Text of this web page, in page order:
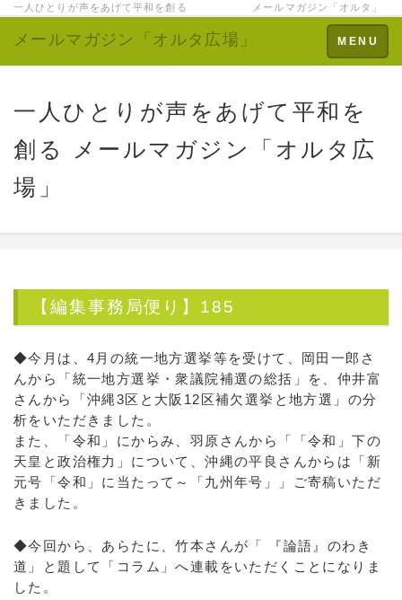
一人ひとりが声をあげて平和を創る メールマガジン「オルタ」
Toggle
navigation
MENU
メールマガジン「オルタ広場」
一人ひとりが声をあげて平和を
創る メールマガジン「オルタ広
場」
【編集事務局便り】185
◆今月は、4月の統一地方選挙等を受けて、岡田一郎さ
んから「統一地方選挙・衆議院補選の総括」を、仲井富
さんから「沖縄3区と大阪12区補欠選挙と地方選」の分
析をいただきました。
また、「令和」にからみ、羽原さんから「「令和」下の
天皇と政治権力」について、沖縄の平良さんからは「新
元号「令和」に当たって～「九州年号」」ご寄稿いただ
きました。
◆今回から、あらたに、竹本さんが「 『論語』のわき
道」と題して「コラム」へ連載をいただくことになりま
した。